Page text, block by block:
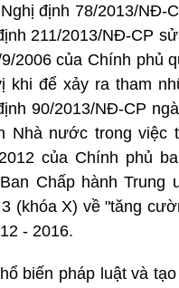
định 78/2013/NĐ-
211/2013/NĐ-CP
2006 của Chính phủ
khi để xảy ra tham
90/2013/NĐ-CP
Nhà nước trong việc
của Chính phủ
Chấp hành
(khóa X) về "tăng
- 2016.
biến pháp luật và